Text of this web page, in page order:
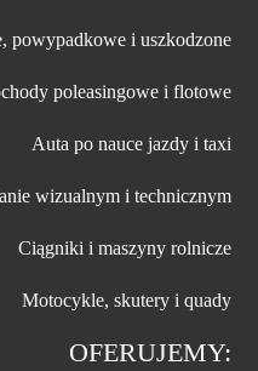
powypadkowe i uszkodzone
poleasingowe i flotowe
Auta po nauce jazdy i taxi
wizualnym i technicznym
Ciągniki i maszyny rolnicze
Motocykle, skutery i quady
OFERUJEMY: